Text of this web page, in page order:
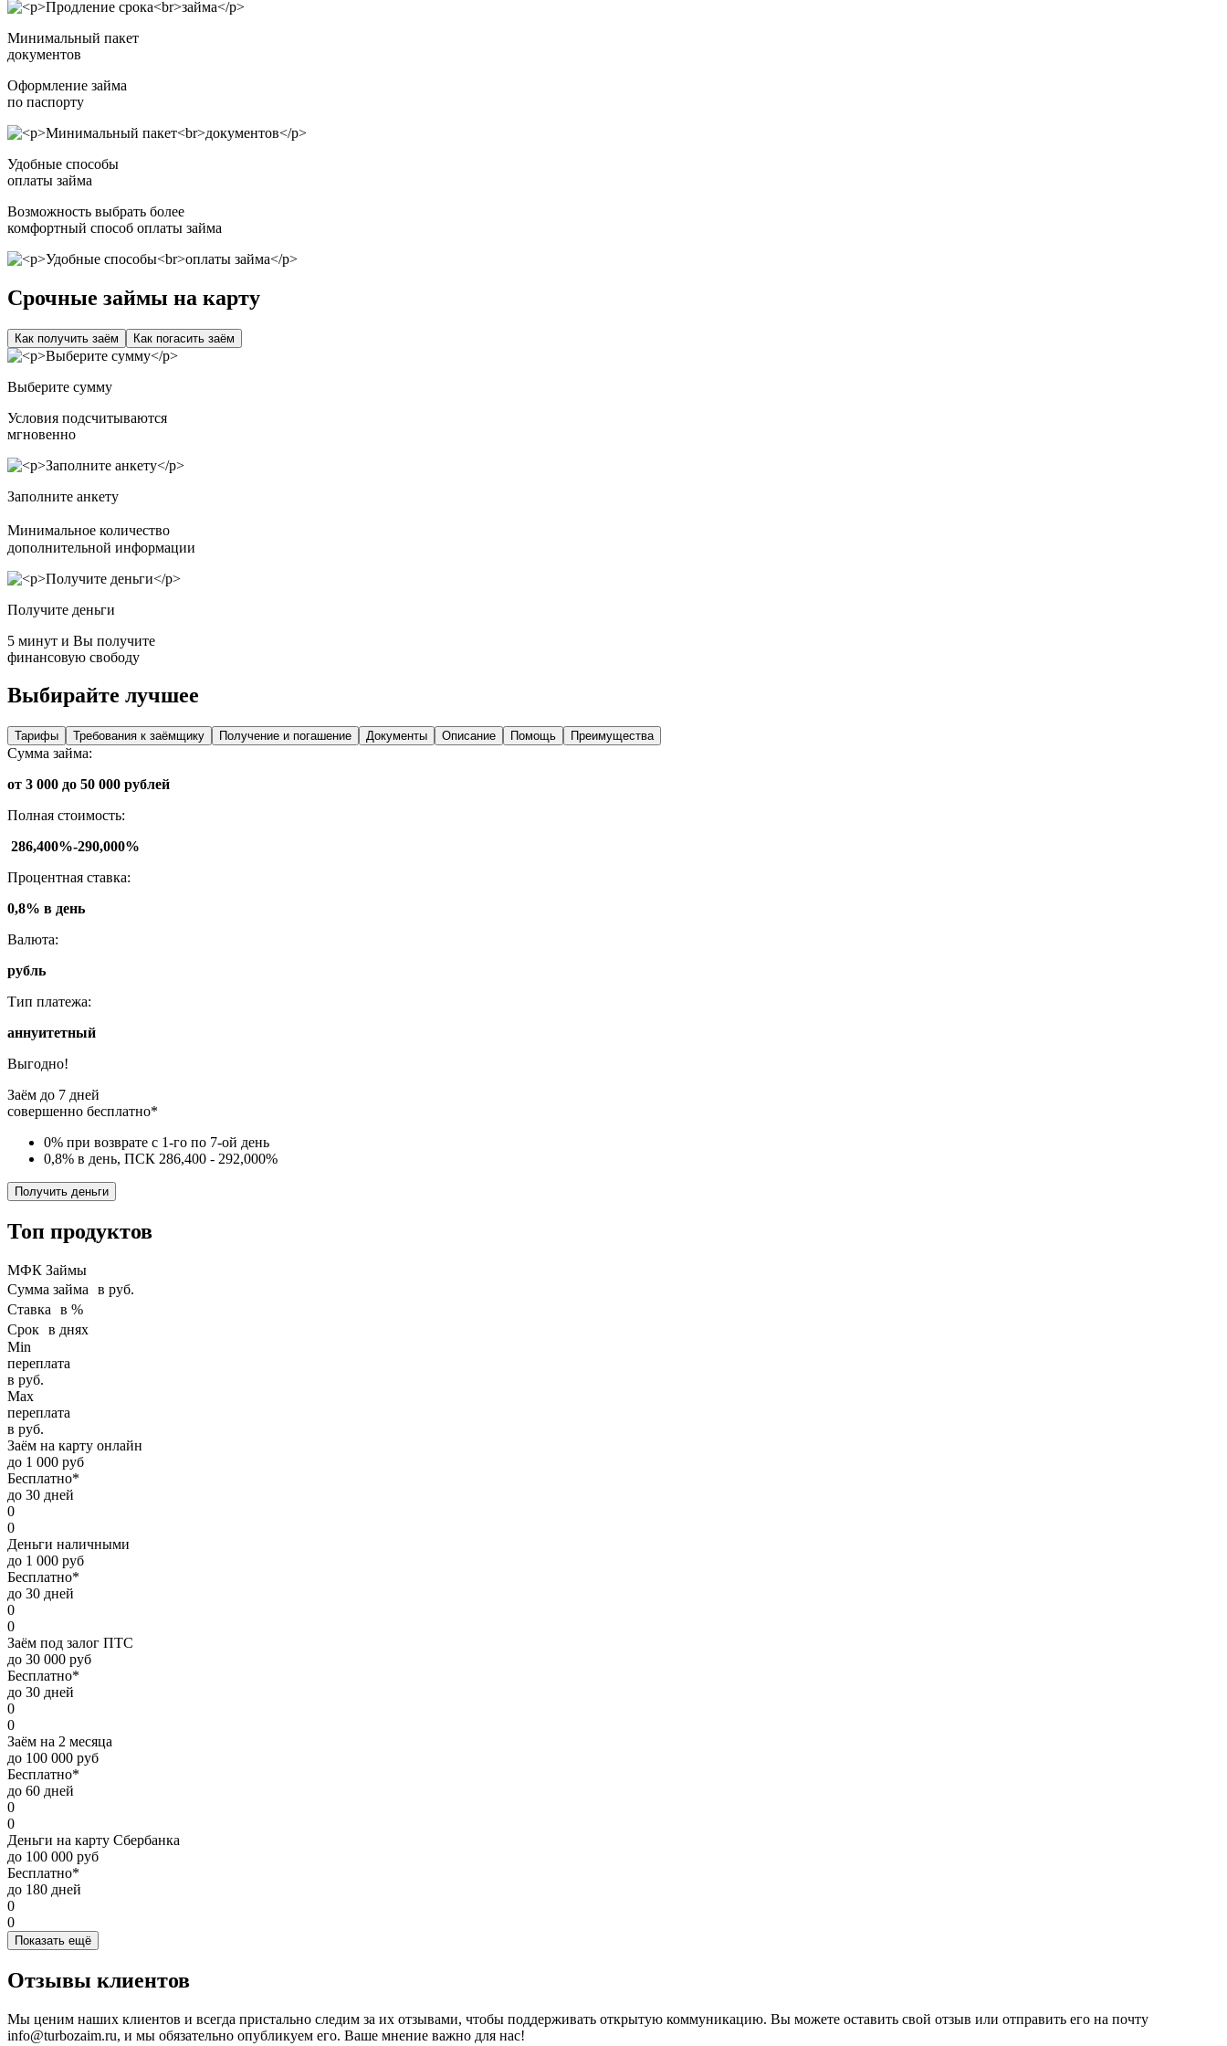
Минимальный пакет
документов
Оформление займа
по паспорту
Удобные способы
оплаты займа
Возможность выбрать более
комфортный способ оплаты займа
Срочные займы на карту
Как получить заём Как погасить заём
Выберите сумму
Условия подсчитываются
мгновенно
Заполните анкету
Минимальное количество
дополнительной информации
Получите деньги
5 минут и Вы получите
финансовую свободу
Выбирайте лучшее
Тарифы Требования к заёмщику Получение и погашение Документы Описание Помощь Преимущества
Сумма займа:
от 3 000 до 50 000 рублей
Полная стоимость:
286,400%-290,000%
Процентная ставка:
0,8% в день
Валюта:
рубль
Тип платежа:
аннуитетный
Выгодно!
Заём до 7 дней
совершенно бесплатно*
0% при возврате с 1-го по 7-ой день
0,8% в день, ПСК 286,400 - 292,000%
Получить деньги
Топ продуктов
МФК Займы
Сумма займа в руб.
Ставка в %
Срок в днях
Min
переплата
в руб.
Max
переплата
в руб.
Заём на карту онлайн
до 1 000 руб
Бесплатно*
до 30 дней
0
0
Деньги наличными
до 1 000 руб
Бесплатно*
до 30 дней
0
0
Заём под залог ПТС
до 30 000 руб
Бесплатно*
до 30 дней
0
0
Заём на 2 месяца
до 100 000 руб
Бесплатно*
до 60 дней
0
0
Деньги на карту Сбербанка
до 100 000 руб
Бесплатно*
до 180 дней
0
0
Показать ещё
Отзывы клиентов
Мы ценим наших клиентов и всегда пристально следим за их отзывами, чтобы поддерживать открытую коммуникацию. Вы можете оставить свой отзыв или отправить его на почту
info@turbozaim.ru, и мы обязательно опубликуем его. Ваше мнение важно для нас!